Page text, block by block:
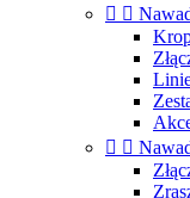
 
 